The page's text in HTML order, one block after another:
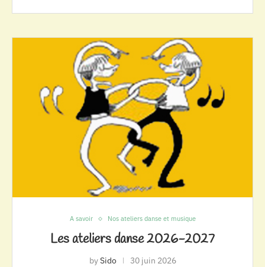
A savoir Nos ateliers danse et musique
Les ateliers danse 2026-2027
bySido 30 juin 2026